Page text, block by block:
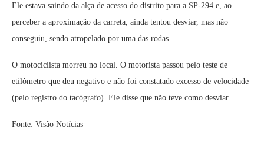
Ele estava saindo da alça de acesso do distrito para a SP-294 e, ao
perceber a aproximação da carreta, ainda tentou desviar, mas não
conseguiu, sendo atropelado por uma das rodas.
O motociclista morreu no local. O motorista passou pelo teste de
etilômetro que deu negativo e não foi constatado excesso de velocidade
(pelo registro do tacógrafo). Ele disse que não teve como desviar.
Fonte: Visão Notícias